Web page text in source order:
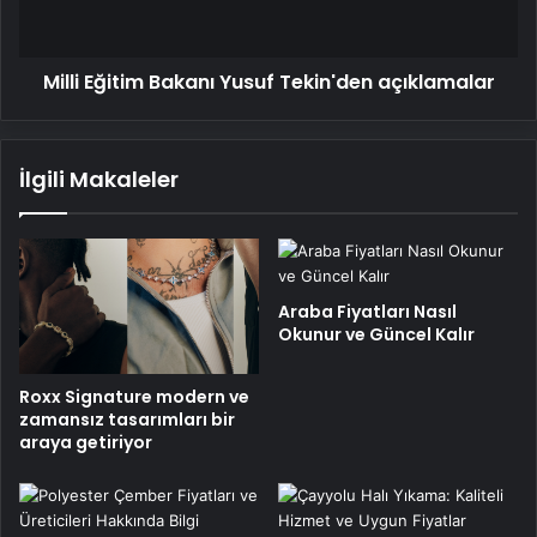
Milli Eğitim Bakanı Yusuf Tekin'den açıklamalar
İlgili Makaleler
Roxx Signature modern ve
zamansız tasarımları bir
araya getiriyor
Araba Fiyatları Nasıl
Okunur ve Güncel Kalır